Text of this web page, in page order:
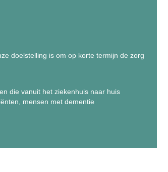
doelstelling is om op korte termijn de zorg
die vanuit het ziekenhuis naar huis
mensen met dementie